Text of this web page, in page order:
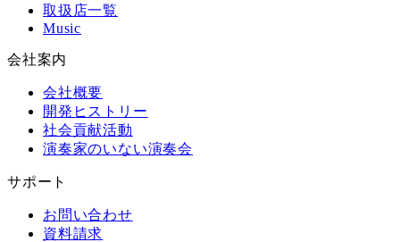
取扱店一覧
Music
会社案内
会社概要
開発ヒストリー
社会貢献活動
演奏家のいない演奏会
サポート
お問い合わせ
資料請求